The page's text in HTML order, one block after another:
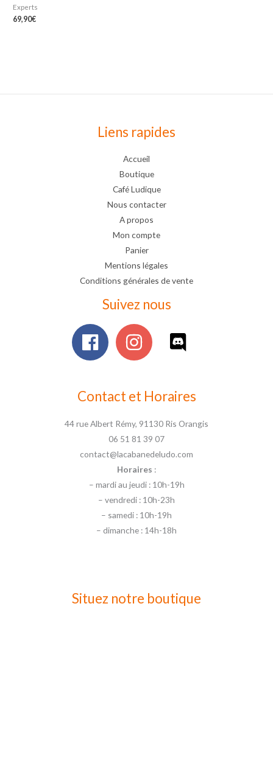
Experts
69,90€
Liens rapides
Accueil
Boutique
Café Ludique
Nous contacter
A propos
Mon compte
Panier
Mentions légales
Conditions générales de vente
Suivez nous
Contact et Horaires
44 rue Albert Rémy, 91130 Ris Orangis
06 51 81 39 07
contact@lacabanedeludo.com
Horaires :
– mardi au jeudi : 10h-19h
– vendredi : 10h-23h
– samedi : 10h-19h
– dimanche : 14h-18h
Situez notre boutique